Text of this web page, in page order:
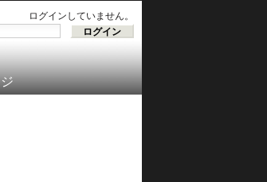
ログインしていません。